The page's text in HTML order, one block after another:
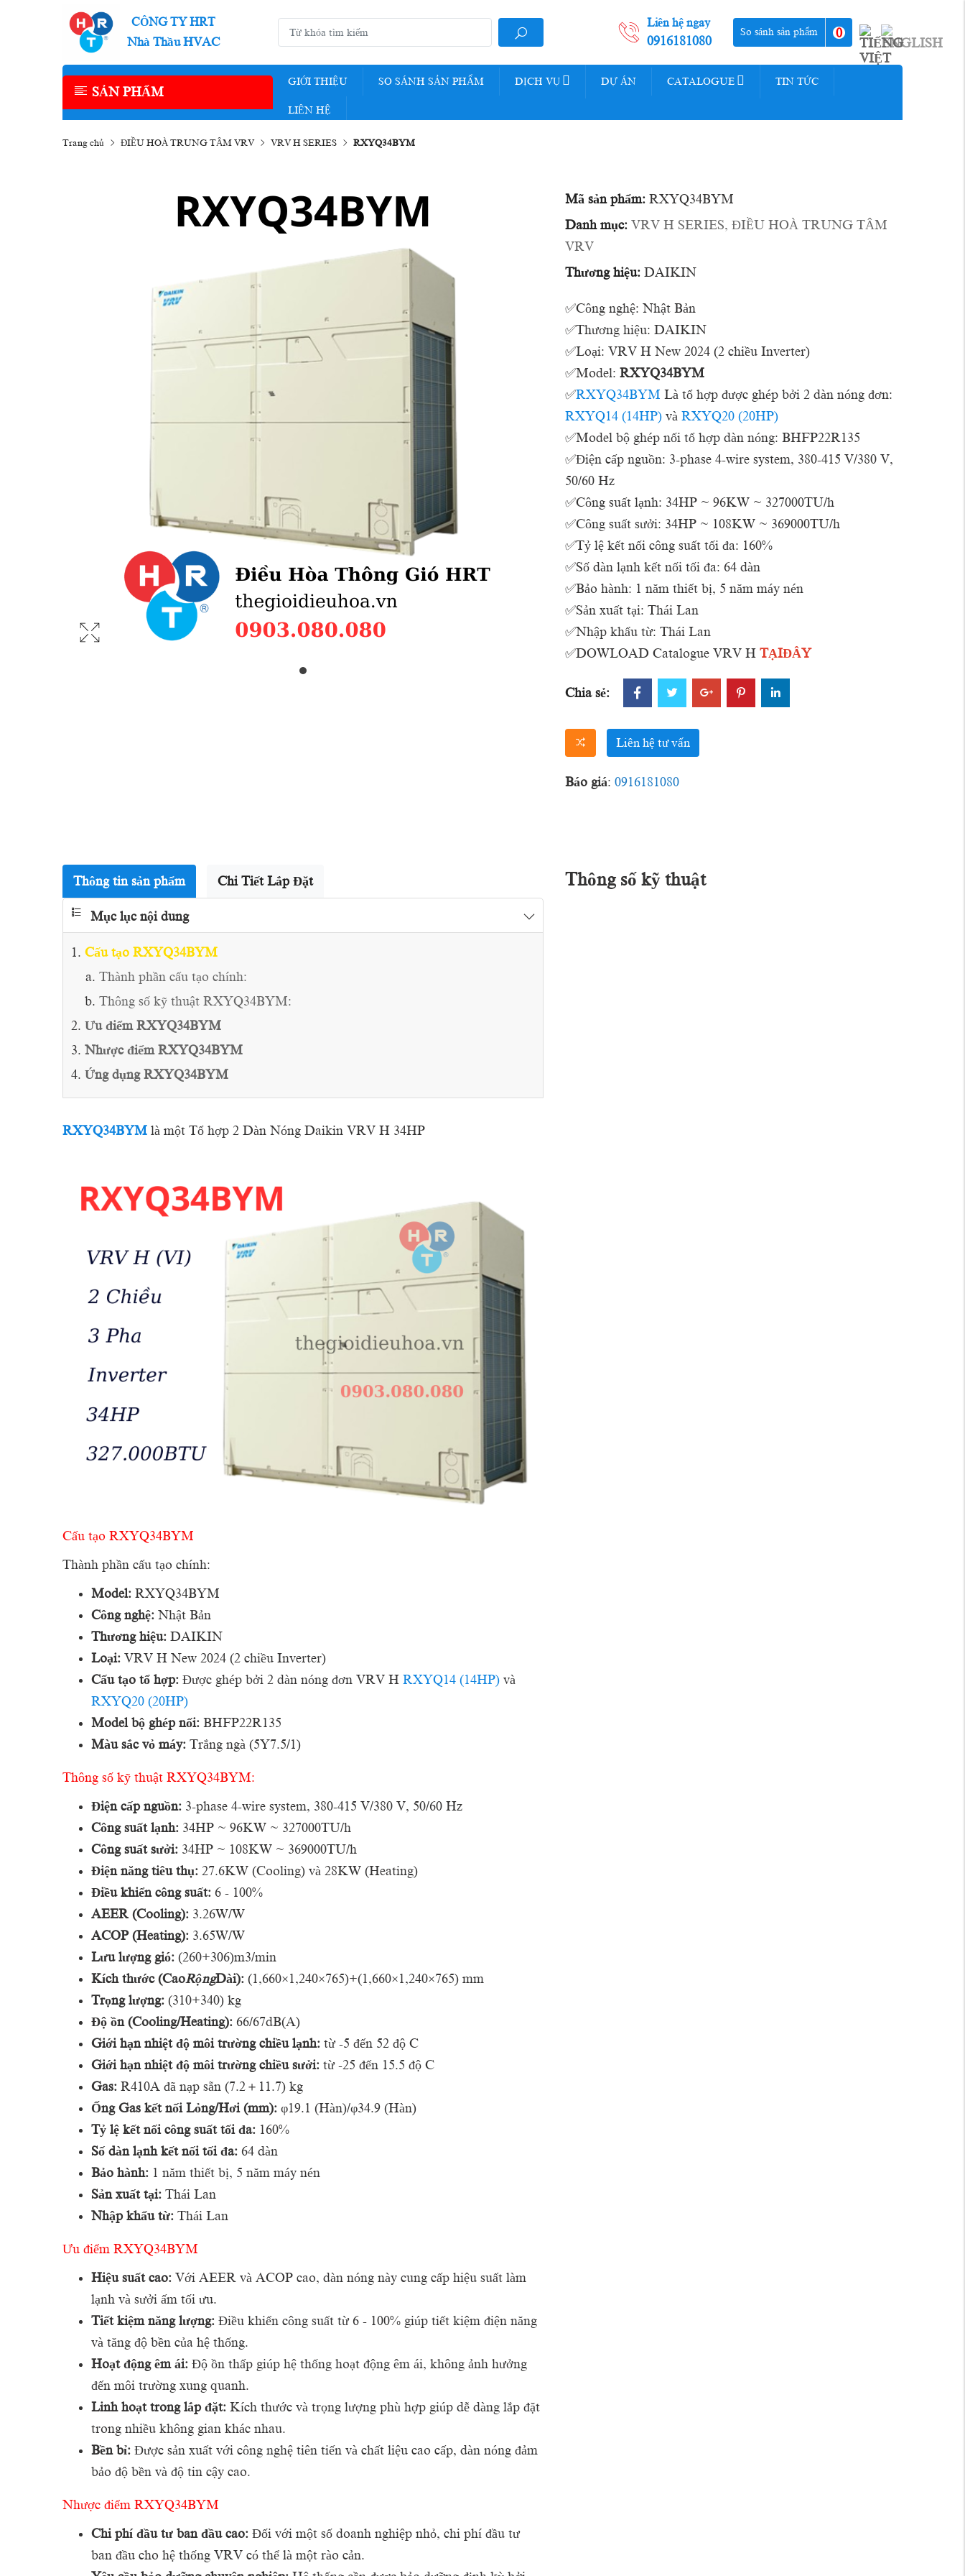
CÔNG TY HRT
Nhà Thầu HVAC
Liên hệ ngay
0916181080
So sánh sản phẩm 0
SẢN PHẨM
GIỚI THIỆU SO SÁNH SẢN PHẨM DỊCH VỤ DỰ ÁN CATALOGUE TIN TỨC
LIÊN HỆ
Trang chủ ĐIỀU HOÀ TRUNG TÂM VRV VRV H SERIES RXYQ34BYM
Mã sản phẩm: RXYQ34BYM
Danh mục: VRV H SERIES, ĐIỀU HOÀ TRUNG TÂM
VRV
Thương hiệu: DAIKIN
✅Công nghệ: Nhật Bản
✅Thương hiệu: DAIKIN
✅Loại: VRV H New 2024 (2 chiều Inverter)
✅Model: RXYQ34BYM
✅RXYQ34BYM Là tổ hợp được ghép bởi 2 dàn nóng đơn:
RXYQ14 (14HP)và RXYQ20 (20HP)
✅Model bộ ghép nối tổ hợp dàn nóng: BHFP22R135
✅Điện cấp nguồn: 3-phase 4-wire system, 380-415 V/380 V,
50/60 Hz
✅Công suất lạnh: 34HP ~ 96KW ~ 327000TU/h
✅Công suất sưởi: 34HP ~ 108KW ~ 369000TU/h
✅Tỷ lệ kết nối công suất tối đa: 160%
✅Số dàn lạnh kết nối tối đa: 64 dàn
✅Bảo hành: 1 năm thiết bị, 5 năm máy nén
✅Sản xuất tại: Thái Lan
✅Nhập khẩu từ: Thái Lan
✅DOWLOAD Catalogue VRV H TẠIĐÂY
Chia sẻ:
Liên hệ tư vấn
Báo giá: 0916181080
Thông tin sản phẩm Chi Tiết Lắp Đặt
Mục lục nội dung
Cấu tạo RXYQ34BYM
Thành phần cấu tạo chính:
Thông số kỹ thuật RXYQ34BYM:
Ưu điểm RXYQ34BYM
Nhược điểm RXYQ34BYM
Ứng dụng RXYQ34BYM
RXYQ34BYM là một Tổ hợp 2 Dàn Nóng Daikin VRV H 34HP
Cấu tạo RXYQ34BYM
Thành phần cấu tạo chính:
Model: RXYQ34BYM
Công nghệ: Nhật Bản
Thương hiệu: DAIKIN
Loại: VRV H New 2024 (2 chiều Inverter)
Cấu tạo tổ hợp: Được ghép bởi 2 dàn nóng đơn VRV H RXYQ14 (14HP) và
RXYQ20 (20HP)
Model bộ ghép nối: BHFP22R135
Màu sắc vỏ máy: Trắng ngà (5Y7.5/1)
Thông số kỹ thuật RXYQ34BYM:
Điện cấp nguồn: 3-phase 4-wire system, 380-415 V/380 V, 50/60 Hz
Công suất lạnh: 34HP ~ 96KW ~ 327000TU/h
Công suất sưởi: 34HP ~ 108KW ~ 369000TU/h
Điện năng tiêu thụ: 27.6KW (Cooling) và 28KW (Heating)
Điều khiển công suất: 6 - 100%
AEER (Cooling): 3.26W/W
ACOP (Heating): 3.65W/W
Lưu lượng gió: (260+306)m3/min
Kích thước (CaoRộngDài): (1,660×1,240×765)+(1,660×1,240×765) mm
Trọng lượng: (310+340) kg
Độ ồn (Cooling/Heating): 66/67dB(A)
Giới hạn nhiệt độ môi trường chiều lạnh: từ -5 đến 52 độ C
Giới hạn nhiệt độ môi trường chiều sưởi: từ -25 đến 15.5 độ C
Gas: R410A đã nạp sẵn (7.2＋11.7) kg
Ống Gas kết nối Lỏng/Hơi (mm): φ19.1 (Hàn)/φ34.9 (Hàn)
Tỷ lệ kết nối công suất tối đa: 160%
Số dàn lạnh kết nối tối đa: 64 dàn
Bảo hành: 1 năm thiết bị, 5 năm máy nén
Sản xuất tại: Thái Lan
Nhập khẩu từ: Thái Lan
Ưu điểm RXYQ34BYM
Hiệu suất cao: Với AEER và ACOP cao, dàn nóng này cung cấp hiệu suất làm
lạnh và sưởi ấm tối ưu.
Tiết kiệm năng lượng: Điều khiển công suất từ 6 - 100% giúp tiết kiệm điện năng
và tăng độ bền của hệ thống.
Hoạt động êm ái: Độ ồn thấp giúp hệ thống hoạt động êm ái, không ảnh hưởng
đến môi trường xung quanh.
Linh hoạt trong lắp đặt: Kích thước và trọng lượng phù hợp giúp dễ dàng lắp đặt
trong nhiều không gian khác nhau.
Bền bỉ: Được sản xuất với công nghệ tiên tiến và chất liệu cao cấp, dàn nóng đảm
bảo độ bền và độ tin cậy cao.
Nhược điểm RXYQ34BYM
Chi phí đầu tư ban đầu cao: Đối với một số doanh nghiệp nhỏ, chi phí đầu tư
ban đầu cho hệ thống VRV có thể là một rào cản.
Thông số kỹ thuật